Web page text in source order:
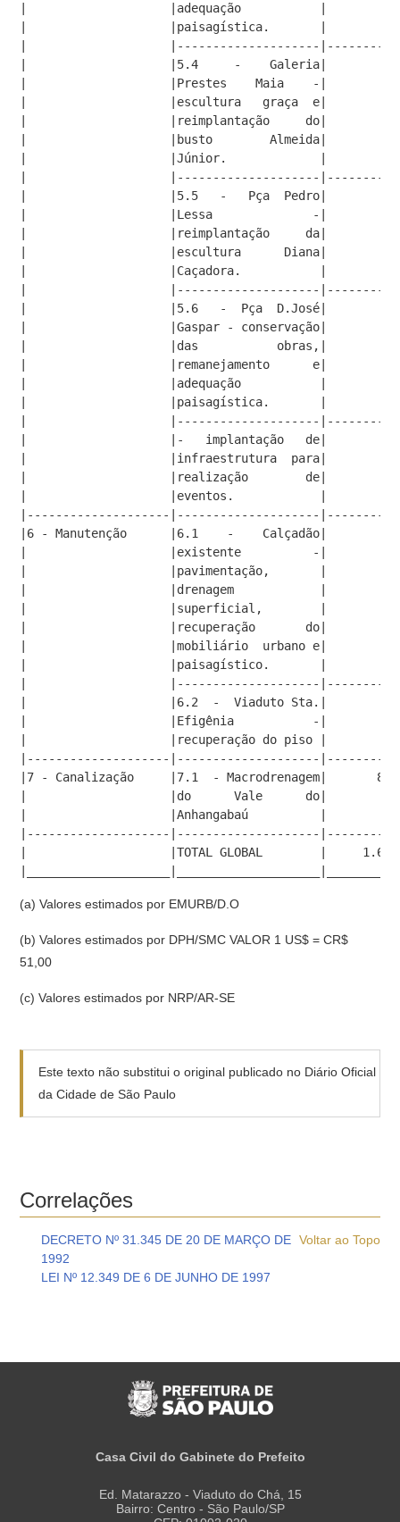
|                    |adequação           |
|                    |paisagística.       |
|                    |--------------------
|                    |5.4     -    Galeria|
|                    |Prestes    Maia    -|
|                    |escultura   graça  e|
|                    |reimplantação     do|
|                    |busto        Almeida|
|                    |Júnior.             |
|                    |--------------------
|                    |5.5   -   Pça  Pedro|
|                    |Lessa              -|
|                    |reimplantação     da|
|                    |escultura      Diana|
|                    |Caçadora.           |
|                    |--------------------
|                    |5.6   -  Pça  D.José|
|                    |Gaspar - conservação|
|                    |das           obras,|
|                    |remanejamento      e|
|                    |adequa­ção           |
|                    |paisagística.       |
|                    |--------------------
|                    |-   implantação   de|
|                    |infraestrutura  para|
|                    |realização        de|
|                    |eventos.            |
|--------------------|--------------------
|6 - Manutenção      |6.1    -    Calçadão|
|                    |existente          -|
|                    |pavimentação,       |
|                    |drenagem            |
|                    |superficial,        |
|                    |recuperação       do|
|                    |mobiliário  urbano e|
|                    |paisagístico.       |
|                    |--------------------
|                    |6.2  -  Viaduto Sta.|
|                    |Efigênia           -|
|                    |recuperação do piso |
|--------------------|--------------------
|7 - Canalização     |7.1  - Macrodrenagem|
|                    |do      Vale      do|
|                    |Anhangabaú          |
|--------------------|--------------------
|                    |TOTAL GLOBAL        |
(a) Valores estimados por EMURB/D.O
(b) Valores estimados por DPH/SMC VALOR 1 US$ = CR$
51,00
(c) Valores estimados por NRP/AR-SE
Este texto não substitui o original publicado no Diário Oficial
da Cidade de São Paulo
Correlações
Voltar ao Topo
DECRETO Nº 31.345 DE 20 DE MARÇO DE
1992
LEI Nº 12.349 DE 6 DE JUNHO DE 1997
Casa Civil do Gabinete do Prefeito
Ed. Matarazzo - Viaduto do Chá, 15
Bairro: Centro - São Paulo/SP